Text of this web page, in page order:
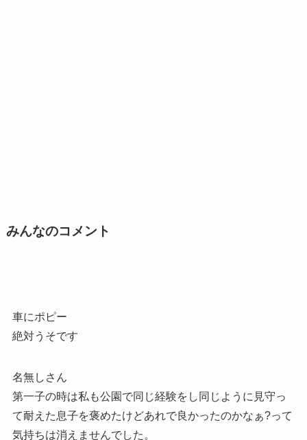
みんなのコメント
車にポピー
絶対うそです
名無しさん
第一子の時は私も公園で同じ経験をし同じように見守っ
て耐えた息子を褒めたけどあれで良かったのかなぁ?って
気持ちは消えませんでした。